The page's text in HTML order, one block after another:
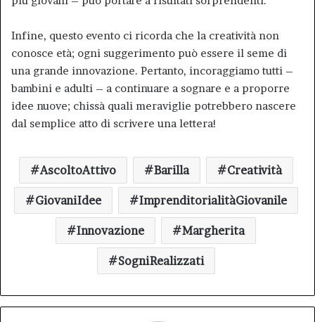
Infine, questo evento ci ricorda che la creatività non
conosce età; ogni suggerimento può essere il seme di
una grande innovazione. Pertanto, incoraggiamo tutti –
bambini e adulti – a continuare a sognare e a proporre
idee nuove; chissà quali meraviglie potrebbero nascere
dal semplice atto di scrivere una lettera!
AscoltoAttivo Barilla Creatività
GiovaniIdee ImprenditorialitàGiovanile
Innovazione Margherita
SogniRealizzati